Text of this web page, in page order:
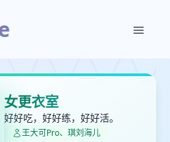
女更衣室
好好吃，好好练，好好活。
王大可Pro、琪刘海儿